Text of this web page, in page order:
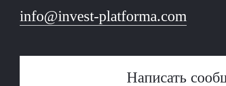
info@invest-platforma.com
Написать